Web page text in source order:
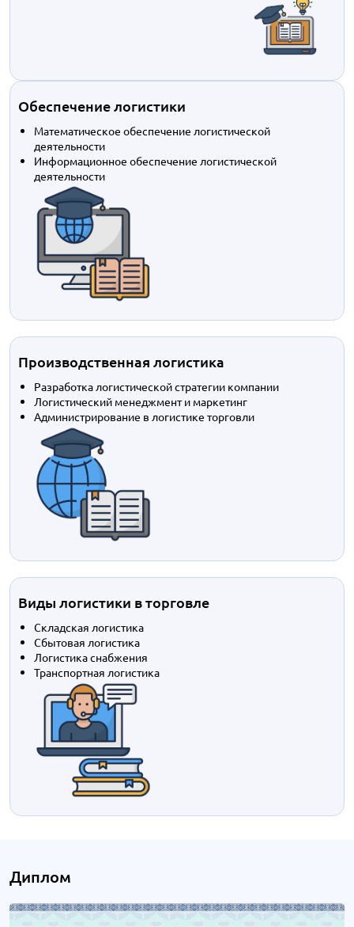
Обеспечение логистики
Математическое обеспечение логистической
деятельности
Информационное обеспечение логистической
деятельности
Производственная логистика
Разработка логистической стратегии компании
Логистический менеджмент и маркетинг
Администрирование в логистике торговли
Виды логистики в торговле
Складская логистика
Сбытовая логистика
Логистика снабжения
Транспортная логистика
Диплом